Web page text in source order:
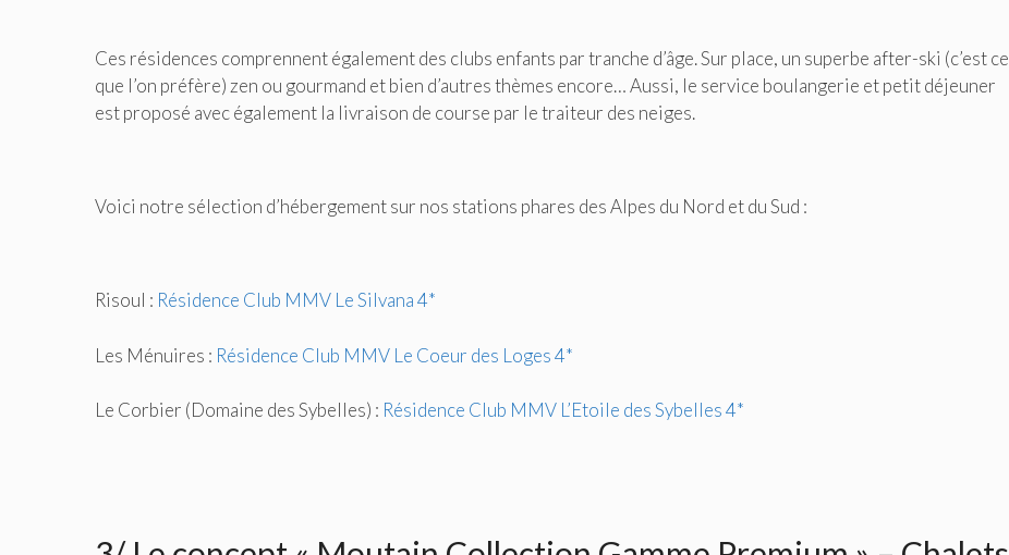
Ces résidences comprennent également des clubs enfants par tranche d’âge. Sur place, un superbe after-ski (c’est ce
que l’on préfère) zen ou gourmand et bien d’autres thèmes encore… Aussi, le service boulangerie et petit déjeuner
est proposé avec également la livraison de course par le traiteur des neiges.
Voici notre sélection d’hébergement sur nos stations phares des Alpes du Nord et du Sud :
Risoul : Résidence Club MMV Le Silvana 4*
Les Ménuires : Résidence Club MMV Le Coeur des Loges 4*
Le Corbier (Domaine des Sybelles) : Résidence Club MMV L’Etoile des Sybelles 4*